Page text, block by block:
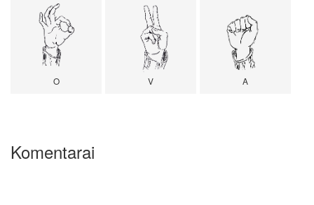
O V A
Komentarai